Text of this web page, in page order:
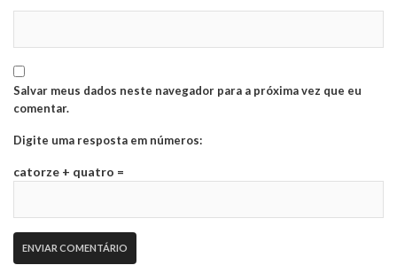
Salvar meus dados neste navegador para a próxima vez que eu
comentar.
Digite uma resposta em números:
catorze + quatro =